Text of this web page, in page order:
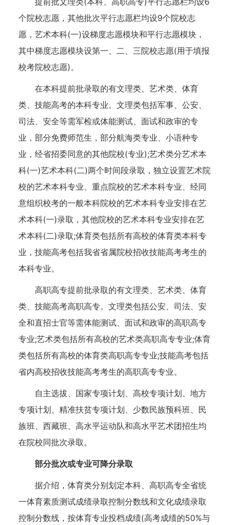
个院校志愿，其他批次平行志愿栏均设9个院校志
愿，艺术本科(一)设梯度志愿模块和平行志愿模块，
其中梯度志愿模块设第一、二、三院校志愿(用于填报
校考院校志愿)。
在本科提前批录取的有文理类、艺术类、体育
类、技能高考的本科专业。文理类包括军事、公安、
司法、安全等需军检或体能测试、面试和政审的专
业，部分免费师范生，部分航海类专业、小语种专
业，经省招委同意的其他院校(专业);艺术类分艺术本
科(一)艺术本科(二)两个时间段录取，独立设置艺术院
校的艺术本科专业、重点院校的艺术本科专业、经同
意组织校考的一般本科院校的艺术本科专业安排在艺
术本科(一)录取，其他院校的艺术本科专业安排在艺
术本科(二)录取;体育类包括所有高校的体育类本科专
业，技能高考包括我省省属院校招收技能高考考生的
本科专业。
高职高专提前批录取的有文理类、艺术类、体育
类、技能高考高职高专。文理类包括公安、司法、安
全和直招士官等需体能测试、面试和政审的高职高专
专业;艺术类包括所有高校的艺术类高职高专专业;体育
类包括所有高校的体育类高职高专专业;技能高考包括
省内高校招收技能高考考生的高职高专专业。
自主选拔、国家专项计划、高校专项计划、地方
专项计划、精准扶贫专项计划、少数民族预科班、民
族班、西藏班、高水平运动队和高水平艺术团招生均
在院校同批次录取。
部分批次或专业可降分录取
据介绍，体育类分别划定本科、高职高专全省统
一体育素质测试成绩录取控制分数线和文化成绩录取
控制分数线，按体育专业投档成绩(高考成绩的50%与